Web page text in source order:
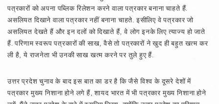
पत्रकारों को अपना पब्लिक रिलेशन करने वाला पत्रकार बनाना चाहते हैं.
असलियत दिखाने वाला पत्रकार नहीं बनाना चाहते. इसीलिए वे पत्रकार जो
असलियत देखते हैं और इन दलों को दिखाते हैं, वे लोग इनके लिए त्याज्य हो जाते
हैं. परिणाम स्वरूप पत्रकारों की साख, वैसे तो पत्रकारों ने खुद ही बहुत खत्म कर
ली है, ये राजनेता भी उनकी साख खत्म करने पर तुले हुए हैं.
उत्तर प्रदेश चुनाव के बाद इस बात का डर है कि जैसे विश्व के दूसरे देशों में
पत्रकार मुख्य निशाना होने लगे हैं, शायद भारत में भी पत्रकार मुख्य निशाना होने